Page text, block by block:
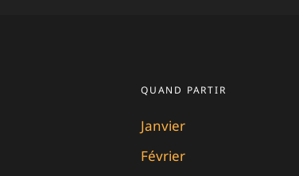
QUAND PARTIR
Janvier
Février